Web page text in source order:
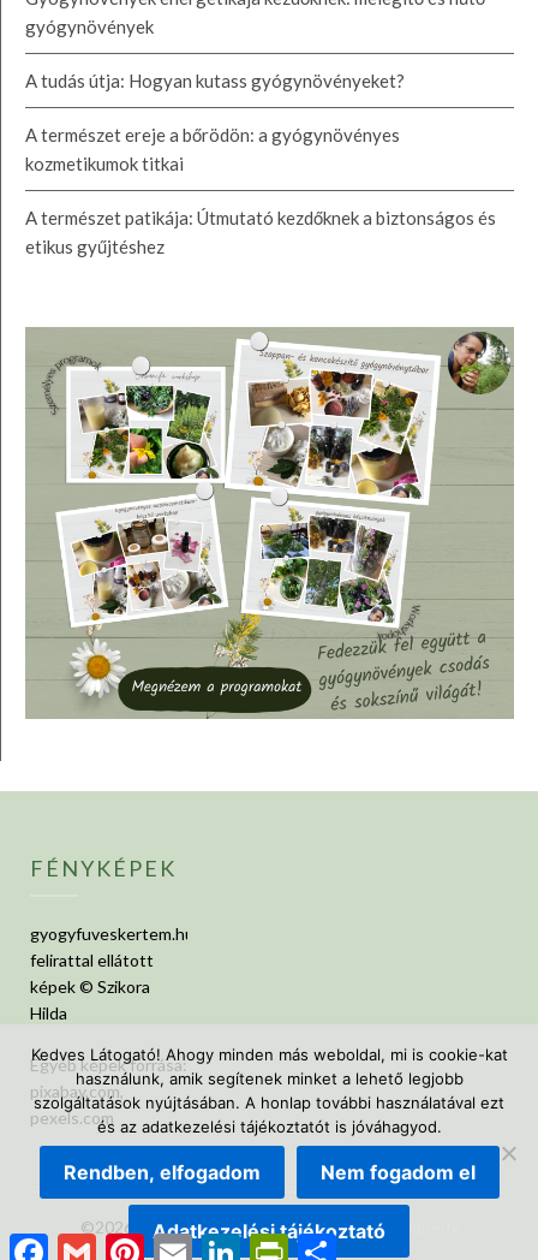
gyógynövények
A tudás útja: Hogyan kutass gyógynövényeket?
A természet ereje a bőrödön: a gyógynövényes
kozmetikumok titkai
A természet patikája: Útmutató kezdőknek a biztonságos és
etikus gyűjtéshez
FÉNYKÉPEK
gyogyfuveskertem.hu
felirattal ellátott
képek © Szikora
Hilda
Egyéb képek forrása:
pixabay.com,
pexels.com
©2026 GyógyfüvesKertem| Design:Newspaperly
WordPress Theme
Facebook
Gmail Pinterest
Email LinkedInPrintFriendly
Ossza
Kedves Látogató! Ahogy minden más weboldal, mi is cookie-kat
használunk, amik segítenek minket a lehető legjobb
szolgáltatások nyújtásában. A honlap további használatával ezt
és az adatkezelési tájékoztatót is jóváhagyod.
Rendben, elfogadom Nem fogadom el
Adatkezelési tájékoztató